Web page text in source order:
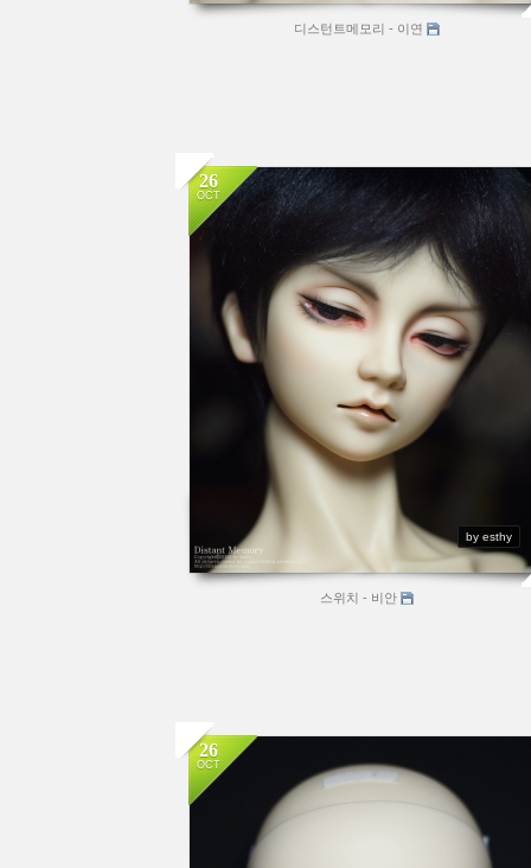
디스턴트메모리 - 이연
26
OCT
by esthy
스위치 - 비안
26
OCT